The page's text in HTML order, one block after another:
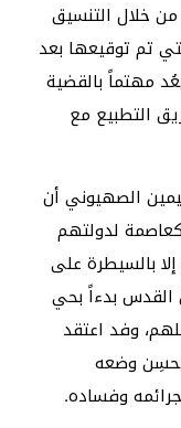
خلال التنسيق
تم توقيعها بعد
لم يعُد مهتماً بالقضية
التطبيع مع
الصهيوني أن
لدولتهم
بالسيطرة على
القدس بدءاً بحي
وفد اعتقد
يُحسِن وضعه
وفساده.